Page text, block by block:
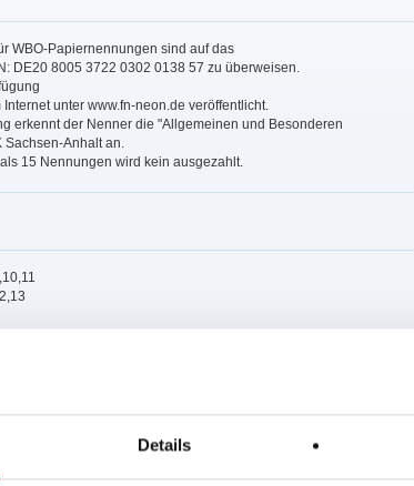
Details
WBO-Papiernennungen sind auf das
DE20 8005 3722 0302 0138 57 zu überweisen.
unter www.fn-neon.de veröffentlicht.
erkennt der Nenner die "Allgemeinen und Besonderen
Sachsen-Anhalt an.
15 Nennungen wird kein ausgezahlt.